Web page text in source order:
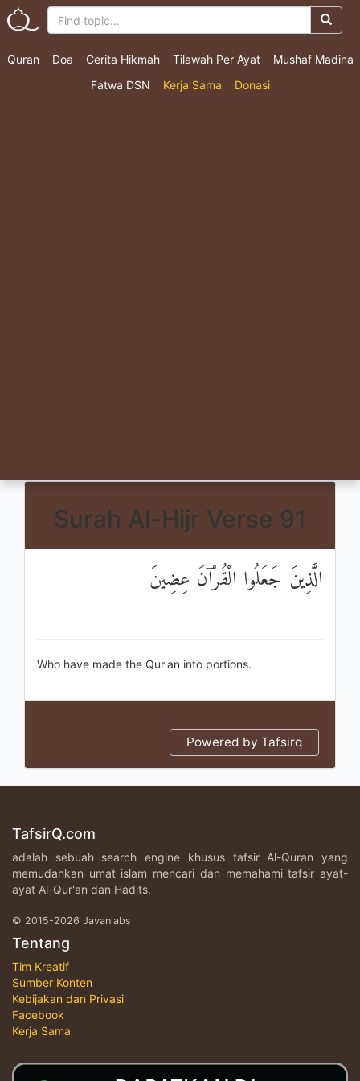
Quran Doa Cerita Hikmah Tilawah Per Ayat
Mushaf Madina
Fatwa DSN
Kerja Sama Donasi
Surah Al-Hijr Verse 91
الَّذِينَ جَعَلُوا الْقُرْآنَ عِضِينَ
Who have made the Qur'an into portions.
Powered by Tafsirq
TafsirQ.com
adalah sebuah search engine khusus tafsir Al-Quran yang
memudahkan umat islam mencari dan memahami tafsir ayat-
ayat Al-Qur'an dan Hadits.
© 2015-2026 Javanlabs
Tentang
Tim Kreatif
Sumber Konten
Kebijakan dan Privasi
Facebook
Kerja Sama